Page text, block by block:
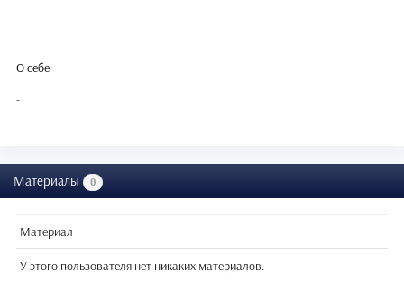
-
О себе
-
Материалы 0
Материал
У этого пользователя нет никаких материалов.